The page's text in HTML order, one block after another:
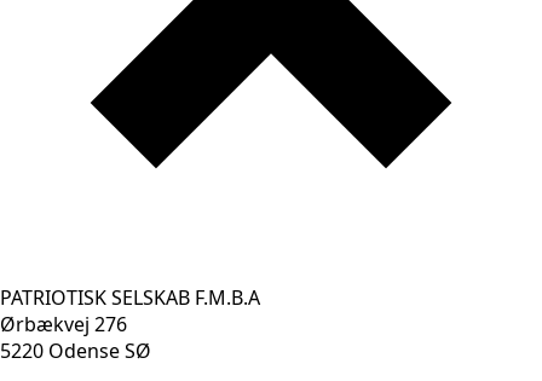
PATRIOTISK SELSKAB F.M.B.A
Ørbækvej 276
5220 Odense SØ